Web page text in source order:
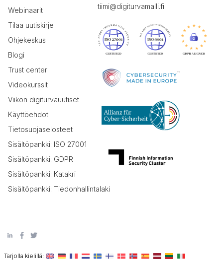
Webinaarit
Tilaa uutiskirje
Ohjekeskus
Blogi
Trust center
Videokurssit
Viikon digiturvauutiset
Käyttöehdot
Tietosuojaselosteet
Sisältöpankki: ISO 27001
Sisältöpankki: GDPR
Sisältöpankki: Katakri
Sisältöpankki: Tiedonhallintalaki
tiimi@digiturvamalli.fi
Tarjolla kielillä: